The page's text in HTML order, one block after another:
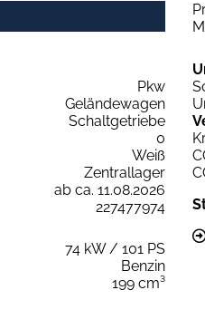
Pkw
Geländewagen
Schaltgetriebe
0
Weiß
Zentrallager
ab ca. 11.08.2026
227477974
74 kW / 101 PS
Benzin
199 cm³